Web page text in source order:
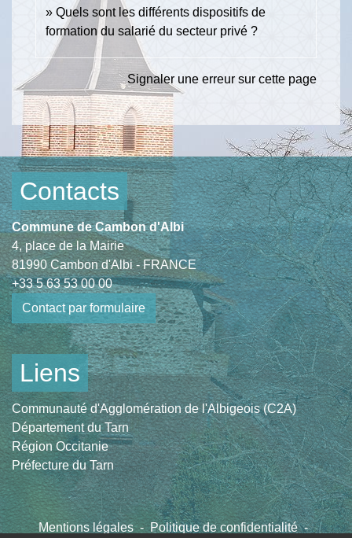
Quels sont les différents dispositifs de
formation du salarié du secteur privé ?
Signaler une erreur sur cette page
Contacts
Commune de Cambon d'Albi
4, place de la Mairie
81990 Cambon d'Albi - FRANCE
+33 5 63 53 00 00
Contact par formulaire
Liens
Communauté d'Agglomération de l'Albigeois (C2A)
Département du Tarn
Région Occitanie
Préfecture du Tarn
Mentions légales - Politique de confidentialité -